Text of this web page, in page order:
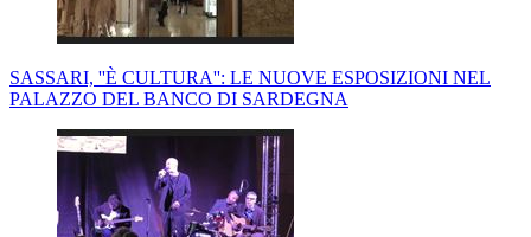
SASSARI, ''È CULTURA'': LE NUOVE ESPOSIZIONI NEL
PALAZZO DEL BANCO DI SARDEGNA